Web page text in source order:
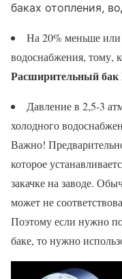
баках отопления,
На 20% меньше или
водоснабжения, тому,
Расширительный
Давление в 2,5-3
холодного
Важно!
которое
закачке на заводе.
может не
Поэтому если нужно
баке, то нужно